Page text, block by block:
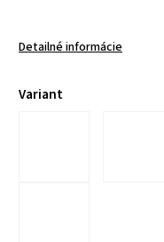
Detailné informácie
Variant